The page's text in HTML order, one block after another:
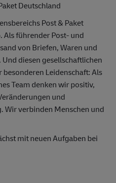
Deutschland
Post & Paket
Als führender Post- und
von Briefen, Waren und
diesen gesellschaftlichen
Leidenschaft: Als
Team denken wir positiv,
und
Wir verbinden Menschen und
mit neuen Aufgaben bei